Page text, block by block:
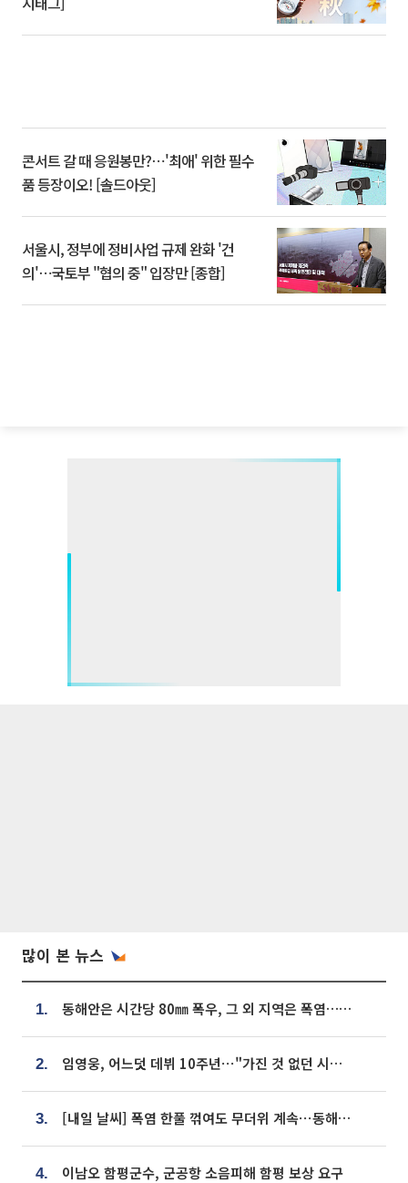
콘서트 갈 때 응원봉만?⋯'최애' 위한 필수
품 등장이오! [솔드아웃]
서울시, 정부에 정비사업 규제 완화 '건
의'⋯국토부 "협의 중" 입장만 [종합]
많이 본 뉴스
1. 동해안은 시간당 80㎜ 폭우, 그 외 지역은 폭염…‘극과 극 날씨’
2. 임영웅, 어느덧 데뷔 10주년⋯"가진 것 없던 시절, 내 앞엔 20명의 팬뿐"
3. [내일 날씨] 폭염 한풀 꺾여도 무더위 계속⋯동해안 이틀 연속 비
4. 이남오 함평군수, 군공항 소음피해 함평 보상 요구